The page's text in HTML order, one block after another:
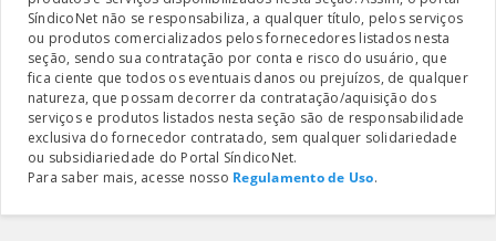
SíndicoNet não se responsabiliza, a qualquer título, pelos serviços
ou produtos comercializados pelos fornecedores listados nesta
seção, sendo sua contratação por conta e risco do usuário, que
fica ciente que todos os eventuais danos ou prejuízos, de qualquer
natureza, que possam decorrer da contratação/aquisição dos
serviços e produtos listados nesta seção são de responsabilidade
exclusiva do fornecedor contratado, sem qualquer solidariedade
ou subsidiariedade do Portal SíndicoNet.
Para saber mais, acesse nosso Regulamento de Uso.